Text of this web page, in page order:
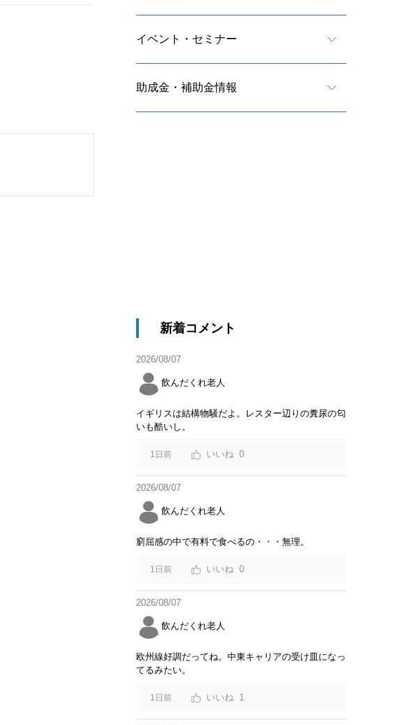
イベント・セミナー
助成金・補助金情報
新着コメント
2026/08/07
飲んだくれ老人
イギリスは結構物騒だよ。レスター辺りの糞尿の匂
いも酷いし。
1日前 0
2026/08/07
飲んだくれ老人
窮屈感の中で有料で食べるの・・・無理。
1日前 0
2026/08/07
飲んだくれ老人
欧州線好調だってね。中東キャリアの受け皿になっ
てるみたい。
1日前 1